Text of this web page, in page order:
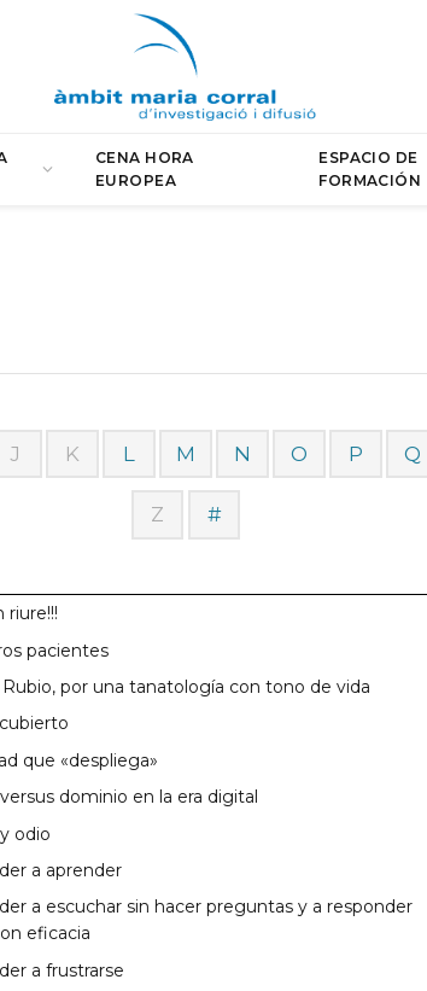
CENA HORA
EUROPEA
ESPACIO DE
FORMACIÓN
J K L M N O P Q
Z #
riure!!!
pacientes
por una tanatología con tono de vida
que «despliega»
dominio en la era digital
odio
a aprender
a escuchar sin hacer preguntas y a responder
eficacia
a frustrarse